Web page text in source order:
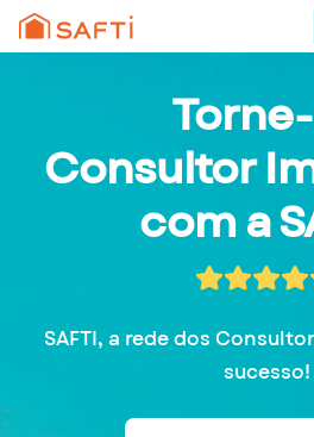
Consultor
com a
SAFTI, a rede dos
sucesso!